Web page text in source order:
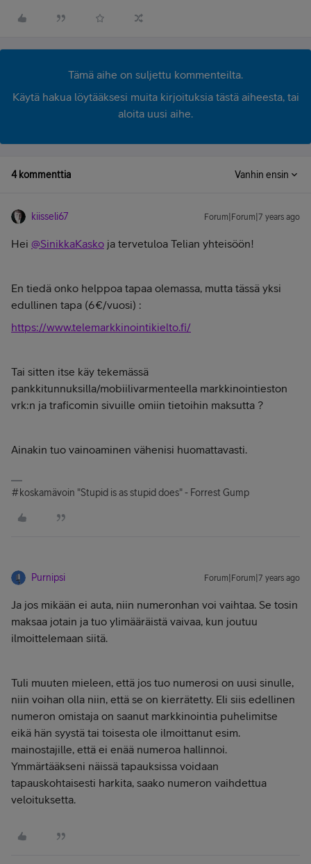
Tämä aihe on suljettu kommenteilta.
Käytä hakua löytääksesi muita kirjoituksia tästä aiheesta, tai
aloita uusi aihe.
4 kommenttia Vanhin ensin
kiisseli67 Forum|Forum|7 years ago
Hei @SinikkaKasko ja tervetuloa Telian yhteisöön!
En tiedä onko helppoa tapaa olemassa, mutta tässä yksi
edullinen tapa (6€/vuosi) :
https://www.telemarkkinointikielto.fi/
Tai sitten itse käy tekemässä
pankkitunnuksilla/mobiilivarmenteella markkinointieston
vrk:n ja traficomin sivuille omiin tietoihin maksutta ?
Ainakin tuo vainoaminen vähenisi huomattavasti.
#koskamävoin "Stupid is as stupid does" - Forrest Gump
Purnipsi Forum|Forum|7 years ago
Ja jos mikään ei auta, niin numeronhan voi vaihtaa. Se tosin
maksaa jotain ja tuo ylimääräistä vaivaa, kun joutuu
ilmoittelemaan siitä.
Tuli muuten mieleen, että jos tuo numerosi on uusi sinulle,
niin voihan olla niin, että se on kierrätetty. Eli siis edellinen
numeron omistaja on saanut markkinointia puhelimitse
eikä hän syystä tai toisesta ole ilmoittanut esim.
mainostajille, että ei enää numeroa hallinnoi.
Ymmärtääkseni näissä tapauksissa voidaan
tapauskohtaisesti harkita, saako numeron vaihdettua
veloituksetta.